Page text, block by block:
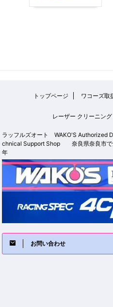
トップページ ワコーズ取
レーザー クリーニン
ラッフルズオート WAKO'S Authorized
chnical Support Shop 奈良県奈良市で
年
お問い合わせ